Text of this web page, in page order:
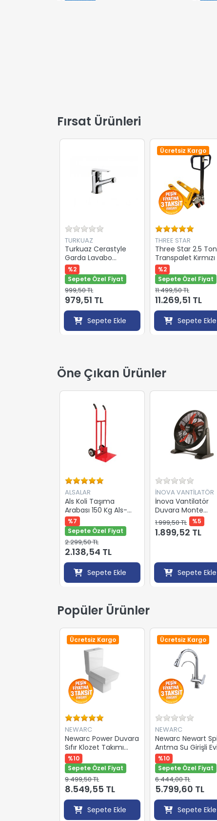
Fırsat Ürünleri
TURKUAZ
Turkuaz Cerastyle
Garda Lavabo
Bataryası Krom
%2
Sepete Özel Fiyat
999,50 TL
979,51 TL
Sepete Ekle
Ücretsiz Kargo
THREE STAR
Three Star 2.5 Ton
Transpalet Kırmızı
Teker Cm25
%2
Sepete Özel Fiyat
11.499,50 TL
11.269,51 TL
Sepete Ekle
Öne Çıkan Ürünler
ALSALAR
Als Koli Taşıma
Arabası 150 Kg Als-
0009
%7
Sepete Özel Fiyat
2.299,50 TL
2.138,54 TL
Sepete Ekle
İNOVA VANTİLATÖR
İnova Vantilatör
Duvara Monte
Edilebilir Stand Fan
22''
%5
1.999,50 TL
1.899,52 TL
Sepete Ekle
Popüler Ürünler
Ücretsiz Kargo
NEWARC
Newarc Power Duvara
Sıfır Klozet Takımı
(Duroplast yavaş
kapanır kapak)
%10
Sepete Özel Fiyat
9.499,50 TL
8.549,55 TL
Sepete Ekle
Ücretsiz Kargo
NEWARC
Newarc Newart
Arıtma Su Girişli
Bataryası Krom
150589SP
%10
Sepete Özel Fiyat
6.444,00 TL
5.799,60 TL
Sepete Ekle